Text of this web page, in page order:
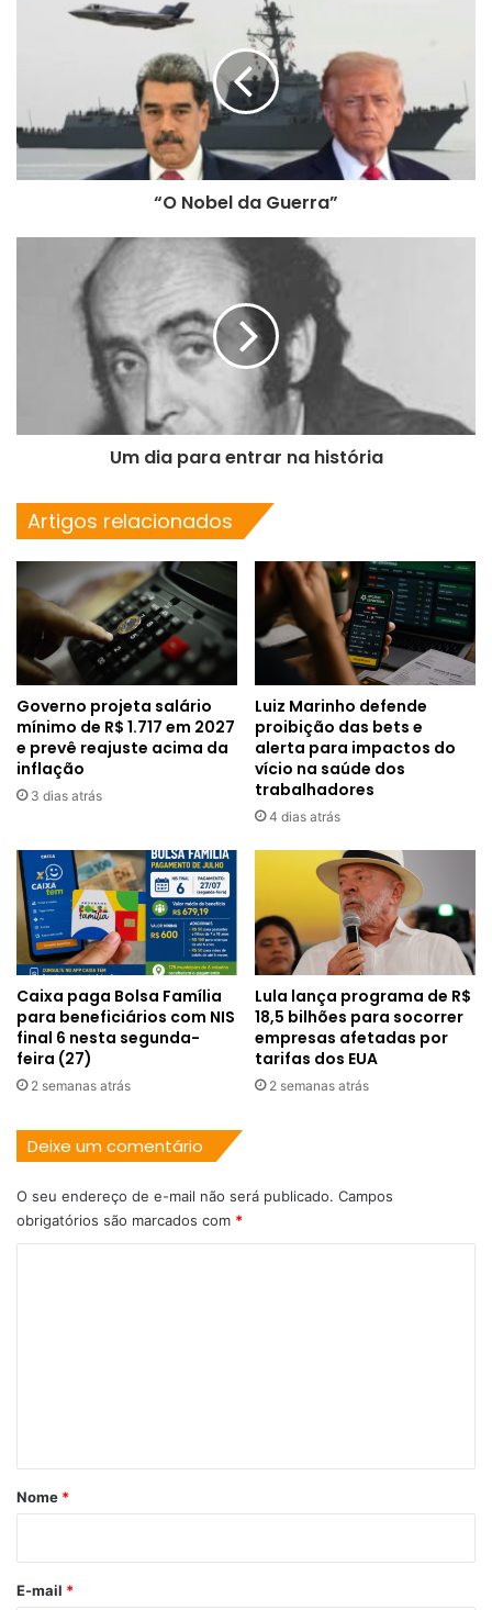
“O Nobel da Guerra”
Um dia para entrar na história
Artigos relacionados
Governo projeta salário
mínimo de R$ 1.717 em 2027
e prevê reajuste acima da
inflação
3 dias atrás
Luiz Marinho defende
proibição das bets e
alerta para impactos do
vício na saúde dos
trabalhadores
4 dias atrás
Caixa paga Bolsa Família
para beneficiários com NIS
final 6 nesta segunda-
feira (27)
2 semanas atrás
Lula lança programa de R$
18,5 bilhões para socorrer
empresas afetadas por
tarifas dos EUA
2 semanas atrás
Deixe um comentário
O seu endereço de e-mail não será publicado. Campos
obrigatórios são marcados com *
r
*
Nome *
E-mail *